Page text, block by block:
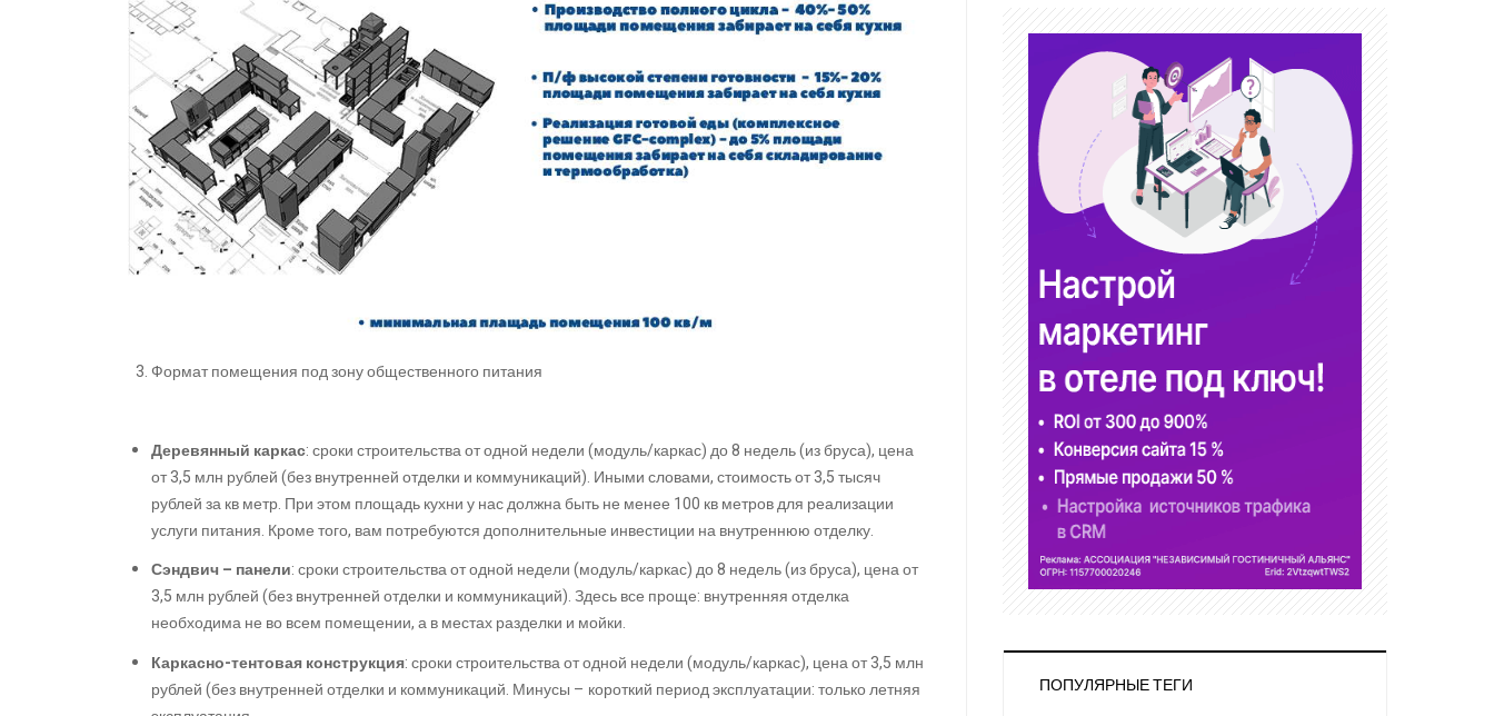
Формат помещения под зону общественного питания
Деревянный каркас: сроки строительства от одной недели (модуль/каркас) до 8 недель (из бруса), цена
от 3,5 млн рублей (без внутренней отделки и коммуникаций). Иными словами, стоимость от 3,5 тысяч
рублей за кв метр. При этом площадь кухни у нас должна быть не менее 100 кв метров для реализации
услуги питания. Кроме того, вам потребуются дополнительные инвестиции на внутреннюю отделку.
Сэндвич – панели: сроки строительства от одной недели (модуль/каркас) до 8 недель (из бруса), цена от
3,5 млн рублей (без внутренней отделки и коммуникаций). Здесь все проще: внутренняя отделка
необходима не во всем помещении, а в местах разделки и мойки.
Каркасно-тентовая конструкция: сроки строительства от одной недели (модуль/каркас), цена от 3,5 млн
рублей (без внутренней отделки и коммуникаций. Минусы – короткий период эксплуатации: только летняя
ПОПУЛЯРНЫЕ ТЕГИ